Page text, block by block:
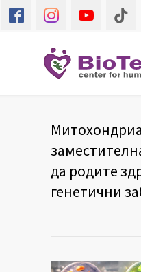
да родите
генетични